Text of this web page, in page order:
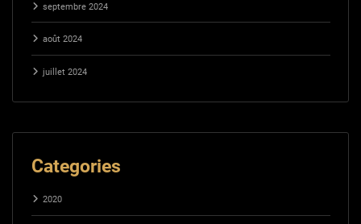
septembre 2024
août 2024
juillet 2024
Categories
2020